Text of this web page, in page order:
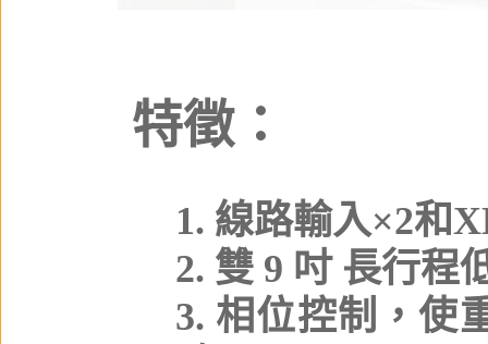
特徵：
1. 線路輸入×2和
2. 雙 9 吋 長行程
3. 相位控制，使